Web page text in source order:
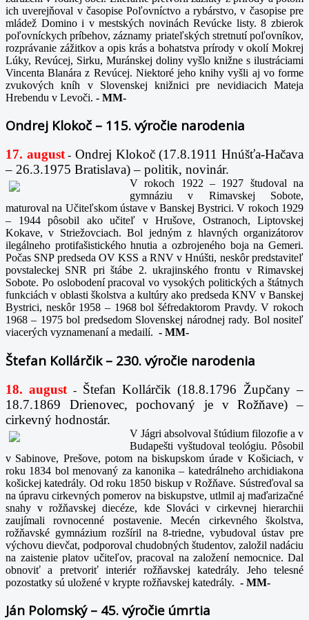
ich uverejňoval v časopise Poľovníctvo a rybárstvo, v časopise pre
mládež Domino i v mestských novinách Revúcke listy. 8 zbierok
poľovníckych príbehov, záznamy priateľských stretnutí poľovníkov,
rozprávanie zážitkov a opis krás a bohatstva prírody v okolí Mokrej
Lúky, Revúcej, Sirku, Muránskej doliny vyšlo knižne s ilustráciami
Vincenta Blanára z Revúcej. Niektoré jeho knihy vyšli aj vo forme
zvukových kníh v Slovenskej knižnici pre nevidiacich Mateja
Hrebendu v Levoči. - MM-
Ondrej Klokoč – 115. výročie narodenia
17. august- Ondrej Klokoč (17.8.1911 Hnúšťa-Hačava
– 26.3.1975 Bratislava) – politik, novinár.
V rokoch 1922 – 1927 študoval na
gymnáziu v Rimavskej Sobote,
maturoval na Učiteľskom ústave v Banskej Bystrici. V rokoch 1929
– 1944 pôsobil ako učiteľ v Hrušove, Ostranoch, Liptovskej
Kokave, v Striežovciach. Bol jedným z hlavných organizátorov
ilegálneho protifašistického hnutia a ozbrojeného boja na Gemeri.
Počas SNP predseda OV KSS a RNV v Hnúšti, neskôr predstaviteľ
povstaleckej SNR pri štábe 2. ukrajinského frontu v Rimavskej
Sobote. Po oslobodení pracoval vo vysokých politických a štátnych
funkciách v oblasti školstva a kultúry ako predseda KNV v Banskej
Bystrici, neskôr 1958 – 1968 bol šéfredaktorom Pravdy. V rokoch
1968 – 1975 bol predsedom Slovenskej národnej rady. Bol nositeľ
viacerých vyznamenaní a medailí. - MM-
Štefan Kollárčik – 230. výročie narodenia
18. august -
Štefan Kollárčik (18.8.1796 Župčany –
18.7.1869 Drienovec, pochovaný je v Rožňave) –
cirkevný hodnostár.
V Jágri absolvoval štúdium filozofie a v
Budapešti vyštudoval teológiu. Pôsobil
v Sabinove, Prešove, potom na biskupskom úrade v Košiciach, v
roku 1834 bol menovaný za kanonika – katedrálneho archidiakona
košickej katedrály. Od roku 1850 biskup v Rožňave. Sústreďoval sa
na úpravu cirkevných pomerov na biskupstve, utlmil aj maďarizačné
snahy v rožňavskej diecéze, kde Slováci v cirkevnej hierarchii
zaujímali rovnocenné postavenie. Mecén cirkevného školstva,
rožňavské gymnázium rozšíril na 8-triedne, vybudoval ústav pre
výchovu dievčat, podporoval chudobných študentov, založil nadáciu
na zaistenie platov učiteľov, pracoval na založení nemocnice. Dal
obnoviť a pretvoriť interiér rožňavskej katedrály. Jeho telesné
pozostatky sú uložené v krypte rožňavskej katedrály. - MM-
Ján Polomský – 45. výročie úmrtia